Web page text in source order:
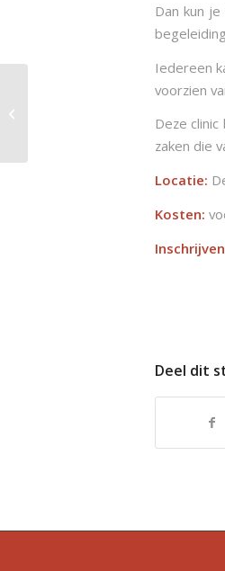
Dan kun
Iedereen
voorzien
Deze
zaken die
Locatie:
Kosten:
Deel dit